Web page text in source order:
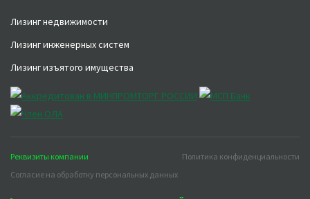
Лизинг недвижимости
Лизинг инженерных систем
Лизинг изъятого имущества
Реквизиты компании
Политика конфиденциальности
Согласие на обработку персональных данных